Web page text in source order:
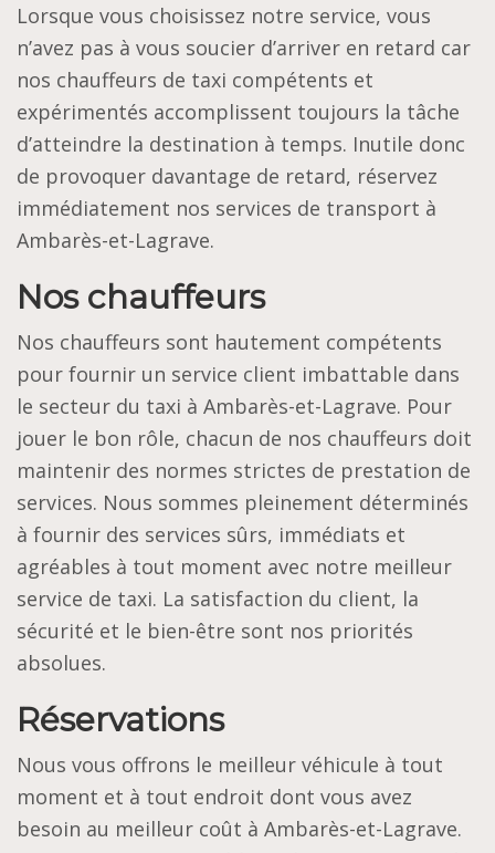
Lorsque vous choisissez notre service, vous
n’avez pas à vous soucier d’arriver en retard car
nos chauffeurs de taxi compétents et
expérimentés accomplissent toujours la tâche
d’atteindre la destination à temps. Inutile donc
de provoquer davantage de retard, réservez
immédiatement nos services de transport à
Ambarès-et-Lagrave.
Nos chauffeurs
Nos chauffeurs sont hautement compétents
pour fournir un service client imbattable dans
le secteur du taxi à Ambarès-et-Lagrave. Pour
jouer le bon rôle, chacun de nos chauffeurs doit
maintenir des normes strictes de prestation de
services. Nous sommes pleinement déterminés
à fournir des services sûrs, immédiats et
agréables à tout moment avec notre meilleur
service de taxi. La satisfaction du client, la
sécurité et le bien-être sont nos priorités
absolues.
Réservations
Nous vous offrons le meilleur véhicule à tout
moment et à tout endroit dont vous avez
besoin au meilleur coût à Ambarès-et-Lagrave.